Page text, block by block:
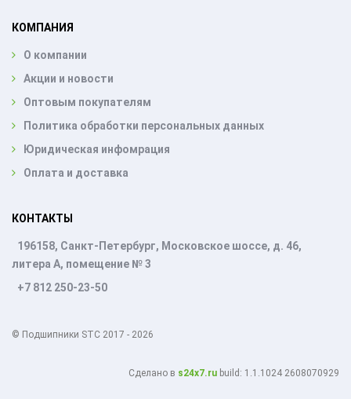
КОМПАНИЯ
О компании
Акции и новости
Оптовым покупателям
Политика обработки персональных данных
Юридическая инфомрация
Оплата и доставка
КОНТАКТЫ
196158, Санкт-Петербург, Московское шоссе, д. 46,
литера А, помещение № 3
+7 812 250-23-50
© Подшипники STC 2017 - 2026
Cделано в s24x7.ru build: 1.1.1024 2608070929